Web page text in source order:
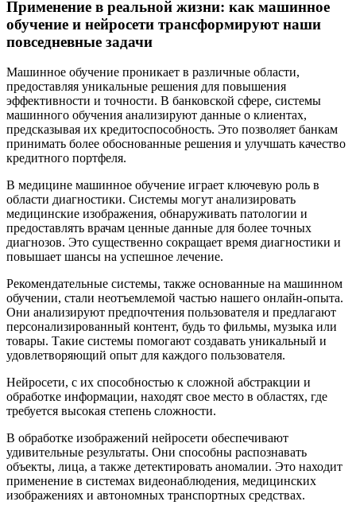
Применение в реальной жизни: как машинное
обучение и нейросети трансформируют наши
повседневные задачи
Машинное обучение проникает в различные области,
предоставляя уникальные решения для повышения
эффективности и точности. В банковской сфере, системы
машинного обучения анализируют данные о клиентах,
предсказывая их кредитоспособность. Это позволяет банкам
принимать более обоснованные решения и улучшать качество
кредитного портфеля.
В медицине машинное обучение играет ключевую роль в
области диагностики. Системы могут анализировать
медицинские изображения, обнаруживать патологии и
предоставлять врачам ценные данные для более точных
диагнозов. Это существенно сокращает время диагностики и
повышает шансы на успешное лечение.
Рекомендательные системы, также основанные на машинном
обучении, стали неотъемлемой частью нашего онлайн-опыта.
Они анализируют предпочтения пользователя и предлагают
персонализированный контент, будь то фильмы, музыка или
товары. Такие системы помогают создавать уникальный и
удовлетворяющий опыт для каждого пользователя.
Нейросети, с их способностью к сложной абстракции и
обработке информации, находят свое место в областях, где
требуется высокая степень сложности.
В обработке изображений нейросети обеспечивают
удивительные результаты. Они способны распознавать
объекты, лица, а также детектировать аномалии. Это находит
применение в системах видеонаблюдения, медицинских
изображениях и автономных транспортных средствах.